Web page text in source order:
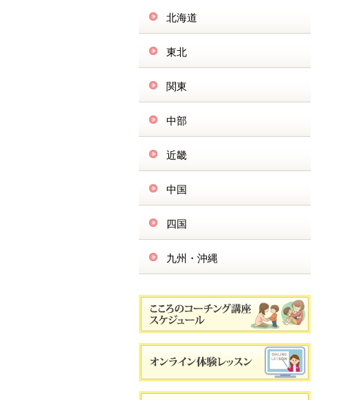
北海道
東北
関東
中部
近畿
中国
四国
九州・沖縄